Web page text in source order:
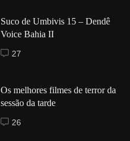
Suco de Umbivis 15 – Dendê
Voice Bahia II
27
Os melhores filmes de terror da
sessão da tarde
26